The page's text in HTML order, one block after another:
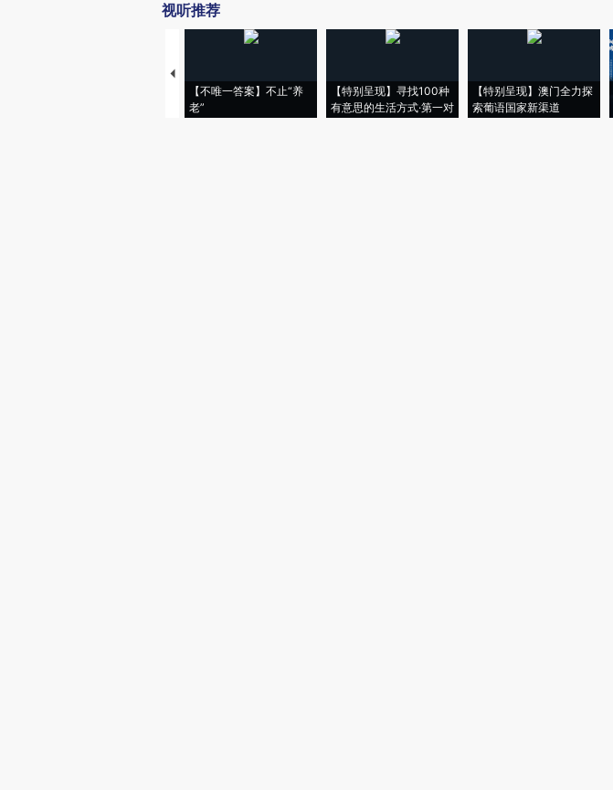
视听推荐
【不唯一答案】不止“养
老”
【特别呈现】寻找100种
有意思的生活方式·第一对
【特别呈现】澳门全力探
索葡语国家新渠道